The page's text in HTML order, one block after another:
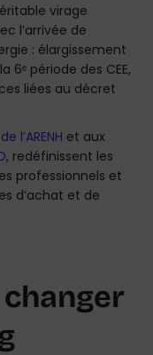
virage
l’arrivée de
: élargissement
6ᵉ période des CEE,
liées au décret
l’ARENH et aux
, redéfinissent les
professionnels et
d’achat et de
changer